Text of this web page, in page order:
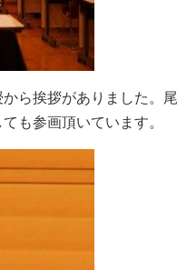
ら挨拶がありました。
も参画頂いています。